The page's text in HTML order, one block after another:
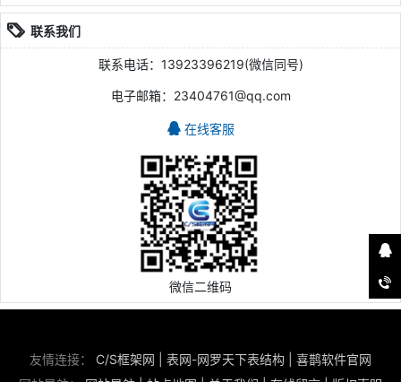
联系我们
联系电话：13923396219(微信同号)
电子邮箱：23404761@qq.com
在线客服
微信二维码
友情连接： C/S框架网 表网-网罗天下表结构
喜鹊软件官网